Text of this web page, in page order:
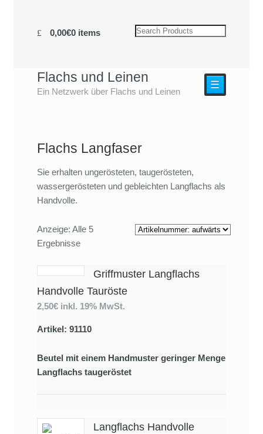
0,00€0 items
Flachs und Leinen
Ein Netzwerk über Flachs und Leinen
☰
Flachs Langfaser
Sie erhalten ungerösteten, taugerösteten,
wassergerösteten und gebleichten Langflachs als
Handvolle.
Anzeige: Alle 5
Ergebnisse
Griffmuster Langflachs
Handvolle Tauröste
2,50€ inkl. 19% MwSt.
Artikel: 91110
Beutel mit einem Handmuster geringer Menge
Langflachs taugeröstet
Langflachs Handvolle